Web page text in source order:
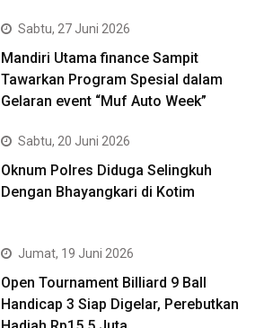
Sabtu, 27 Juni 2026
Mandiri Utama finance Sampit
Tawarkan Program Spesial dalam
Gelaran event “Muf Auto Week”
Sabtu, 20 Juni 2026
Oknum Polres Diduga Selingkuh
Dengan Bhayangkari di Kotim
Jumat, 19 Juni 2026
Open Tournament Billiard 9 Ball
Handicap 3 Siap Digelar, Perebutkan